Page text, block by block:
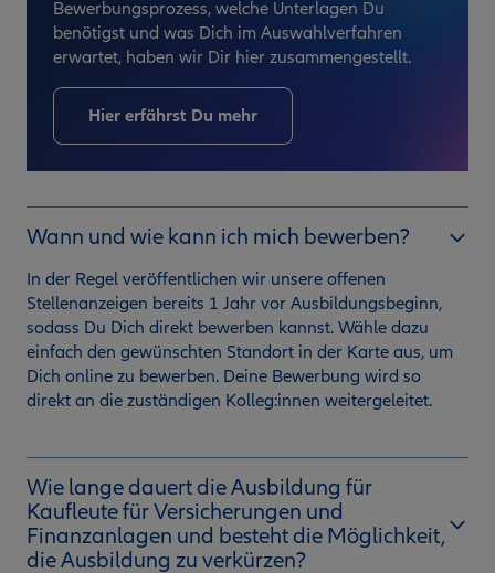
Bewerbungsprozess, welche Unterlagen Du
benötigst und was Dich im Auswahlverfahren
erwartet, haben wir Dir hier zusammengestellt.
Hier erfährst Du mehr
Wann und wie kann ich mich bewerben?
In der Regel veröffentlichen wir unsere offenen
Stellenanzeigen bereits 1 Jahr vor Ausbildungsbeginn,
sodass Du Dich direkt bewerben kannst. Wähle dazu
einfach den gewünschten Standort in der Karte aus, um
Dich online zu bewerben. Deine Bewerbung wird so
direkt an die zuständigen Kolleg:innen weitergeleitet.
Wie lange dauert die Ausbildung für
Kaufleute für Versicherungen und
Finanzanlagen und besteht die Möglichkeit,
die Ausbildung zu verkürzen?